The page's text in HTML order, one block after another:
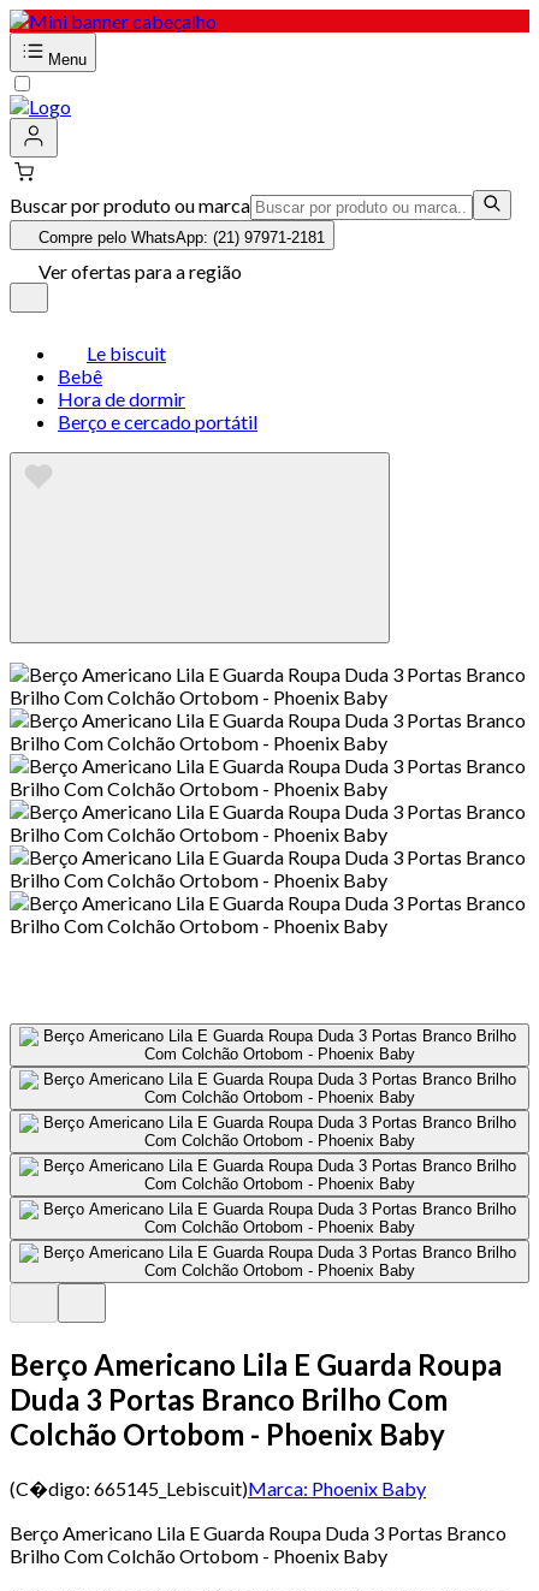
Menu
Buscar por produto ou marca
Compre pelo WhatsApp: (21) 97971-2181
Ver ofertas para a região
Le biscuit
Bebê
Hora de dormir
Berço e cercado portátil
Berço Americano Lila E Guarda Roupa
Duda 3 Portas Branco Brilho Com
Colchão Ortobom - Phoenix Baby
(C�digo: 665145_Lebiscuit)Marca: Phoenix Baby
Berço Americano Lila E Guarda Roupa Duda 3 Portas Branco
Brilho Com Colchão Ortobom - Phoenix Baby